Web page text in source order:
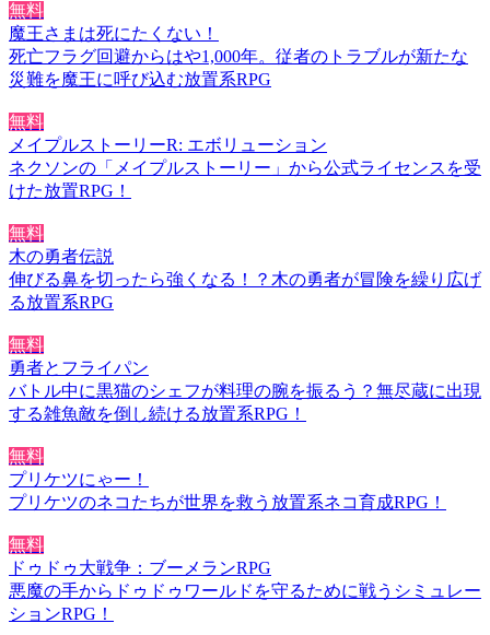
無料
魔王さまは死にたくない！
死亡フラグ回避からはや1,000年。従者のトラブルが新たな
災難を魔王に呼び込む放置系RPG
無料
メイプルストーリーR: エボリューション
ネクソンの「メイプルストーリー」から公式ライセンスを受
けた放置RPG！
無料
木の勇者伝説
伸びる鼻を切ったら強くなる！？木の勇者が冒険を繰り広げ
る放置系RPG
無料
勇者とフライパン
バトル中に黒猫のシェフが料理の腕を振るう？無尽蔵に出現
する雑魚敵を倒し続ける放置系RPG！
無料
プリケツにゃー！
プリケツのネコたちが世界を救う放置系ネコ育成RPG！
無料
ドゥドゥ大戦争：ブーメランRPG
悪魔の手からドゥドゥワールドを守るために戦うシミュレー
ションRPG！